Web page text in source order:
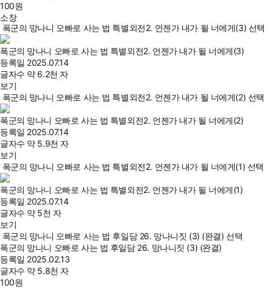
100원
소장
폭군의 망나니 오빠로 사는 법 특별외전2. 언젠가 내가 될 너에게(3) 선택
폭군의 망나니 오빠로 사는 법 특별외전2. 언젠가 내가 될 너에게(3)
등록일 2025.07.14
글자수 약 6.2천 자
보기
폭군의 망나니 오빠로 사는 법 특별외전2. 언젠가 내가 될 너에게(2) 선택
폭군의 망나니 오빠로 사는 법 특별외전2. 언젠가 내가 될 너에게(2)
등록일 2025.07.14
글자수 약 5.9천 자
보기
폭군의 망나니 오빠로 사는 법 특별외전2. 언젠가 내가 될 너에게(1) 선택
폭군의 망나니 오빠로 사는 법 특별외전2. 언젠가 내가 될 너에게(1)
등록일 2025.07.14
글자수 약 5천 자
보기
폭군의 망나니 오빠로 사는 법 후일담 26. 망나니짓 (3) (완결) 선택
폭군의 망나니 오빠로 사는 법 후일담 26. 망나니짓 (3) (완결)
등록일 2025.02.13
글자수 약 5.8천 자
100원